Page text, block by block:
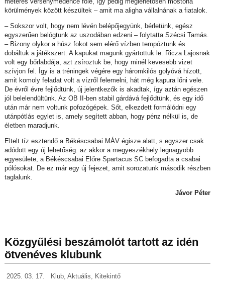
körülmények között készültek – amit ma aligha vállalnának a fiatalok.
– Sokszor volt, hogy nem lévén belépőjegyünk, bérletünk, egész
egyszerűen belógtunk az uszodában edzeni – folytatta Szécsi Tamás.
– Bizony olykor a húsz fokot sem elérő vízben tempóztunk és
dobáltuk a játékszert. A kapukat magunk gyártottuk le. Ricza Lajosnak
volt egy bőrlabdája, azt zsíroztuk be, hogy minél kevesebb vizet
szívjon fel. Így is a tréningek végére egy háromkilós golyóvá hízott,
amit komoly feladat volt a vízről felemelni, hát még kapura lőni vele.
De évről évre fejlődtünk, új jelentkezők is akadtak, így aztán egészen
jól belelendültünk. Az OB II-ben stabil gárdává fejlődtünk, és egy idő
után már nem voltunk pofozógépek. Sőt, elkezdett formálódni egy
utánpótlás egylet is, amely segített abban, hogy pénz nélkül is, de
életben maradjunk.
Eltelt tíz esztendő a Békéscsabai MÁV égisze alatt, s egyszer csak
adódott egy új lehetőség: az akkor a megyeszékhely legnagyobb
egyesülete, a Békéscsabai Előre Spartacus SC befogadta a csabai
pólósokat. De ez már egy új fejezet, amit sorozatunk második részben
taglalunk.
Jávor Péter
Közgyűlési beszámolót tartott az idén
ötvenéves klubunk
2025. 03. 17. Klub, Aktuális Kitekintő